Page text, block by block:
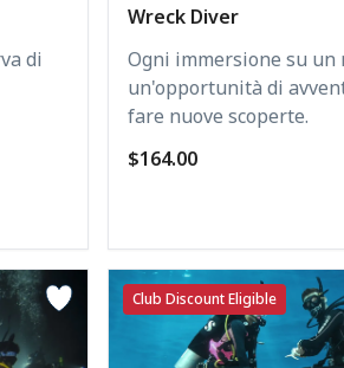
di
Wreck Diver
Ogni immersione su un
un'opportunità di
fare nuove scoperte.
$164.00
Club Discount Eligible